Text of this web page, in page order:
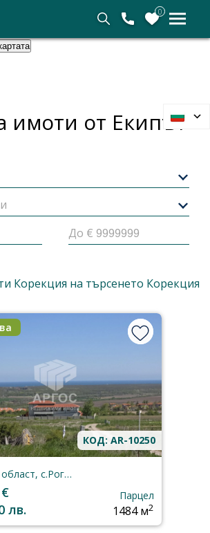
0
имоти от Екипът
До €
Корекция на търсенето Корекция
КОД: AR-10250
Добрич, област, с.Рогачево
лв.
Парцел
1484 м2